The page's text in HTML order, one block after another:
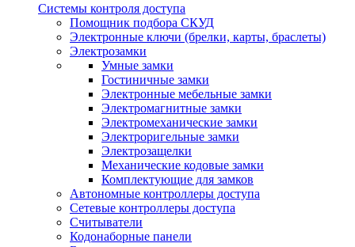
Системы контроля доступа
Помощник подбора СКУД
Электронные ключи (брелки, карты, браслеты)
Электрозамки
Умные замки
Гостиничные замки
Электронные мебельные замки
Электромагнитные замки
Электромеханические замки
Электроригельные замки
Электрозащелки
Механические кодовые замки
Комплектующие для замков
Автономные контроллеры доступа
Сетевые контроллеры доступа
Считыватели
Кодонаборные панели